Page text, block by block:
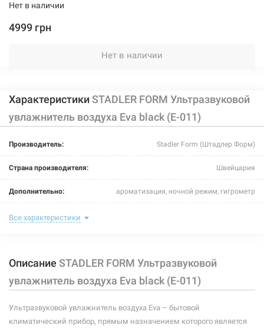
Нет в наличии
4999 грн
Нет в наличии
ХарактеристикиSTADLER FORM Ультразвуковой
увлажнитель воздуха Eva black (E-011)
Производитель: Stadler Form (Штадлер Форм)
Страна производителя: Швейцария
Дополнительно: ароматизация, ночной режим, гигрометр
Цвет:
Уровень шума:
Площадь помещения:
Производительность:
Все характеристики
Описание STADLER FORM Ультразвуковой
увлажнитель воздуха Eva black (E-011)
Ультразвуковой увлажнитель воздуха Eva – бытовой
климатический прибор, прямым назначением которого является